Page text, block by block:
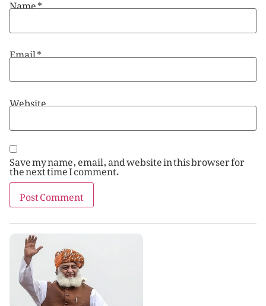
Email*
Website
Save my name, email, and website in this browser for
the next time I comment.